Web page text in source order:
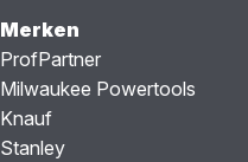
Merken
ProfPartner
Milwaukee Powertools
Knauf
Stanley